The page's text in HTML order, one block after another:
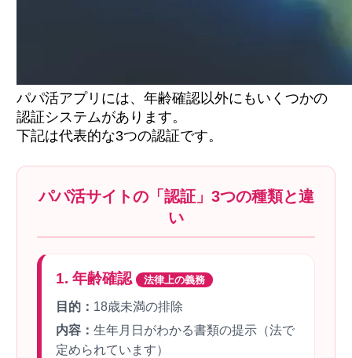
パパ活アプリには、年齢確認以外にもいくつかの
認証システムがあります。
下記は代表的な3つの認証です。
パパ活サイトの「認証」3つの種類と違
い
1. 年齢確認 法律上の義務
目的： 18歳未満の排除
内容： 生年月日がわかる書類の提示（法で
定められています）